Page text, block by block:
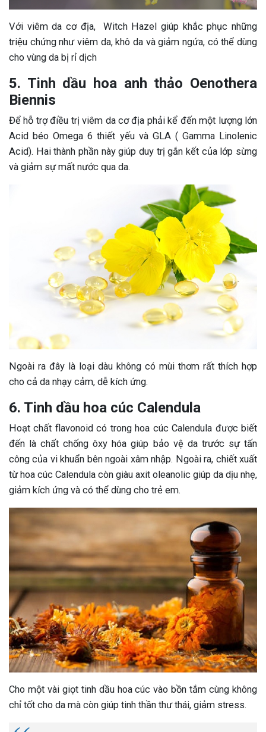
Với viêm da cơ địa, Witch Hazel giúp khắc phục những
triệu chứng như viêm da, khô da và giảm ngứa, có thể dùng
cho vùng da bị rỉ dịch
5. Tinh dầu hoa anh thảo Oenothera
Biennis
Để hỗ trợ điều trị viêm da cơ địa phải kể đến một lượng lớn
Acid béo Omega 6 thiết yếu và GLA ( Gamma Linolenic
Acid). Hai thành phần này giúp duy trị gắn kết của lớp sừng
và giảm sự mất nước qua da.
Ngoài ra đây là loại dàu không có mùi thơm rất thích hợp
cho cả da nhạy cảm, dễ kích ứng.
6. Tinh dầu hoa cúc Calendula
Hoạt chất flavonoid có trong hoa cúc Calendula được biết
đến là chất chống ôxy hóa giúp bảo vệ da trước sự tấn
công của vi khuẩn bên ngoài xâm nhập. Ngoài ra, chiết xuất
từ hoa cúc Calendula còn giàu axit oleanolic giúp da dịu nhẹ,
giảm kích ứng và có thể dùng cho trẻ em.
Cho một vài giọt tinh dầu hoa cúc vào bồn tắm cùng không
chỉ tốt cho da mà còn giúp tinh thần thư thái, giảm stress.